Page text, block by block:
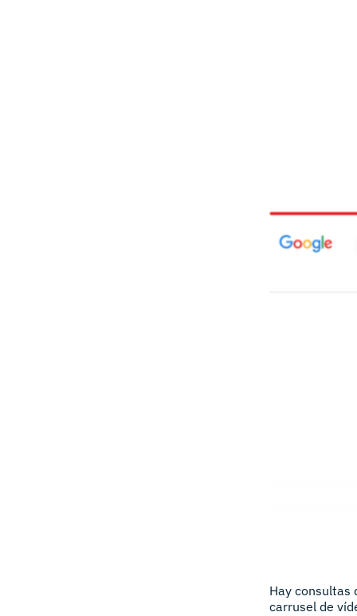
Hay consultas
carrusel de